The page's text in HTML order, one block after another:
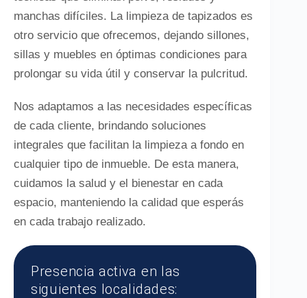
manchas difíciles. La limpieza de tapizados es
otro servicio que ofrecemos, dejando sillones,
sillas y muebles en óptimas condiciones para
prolongar su vida útil y conservar la pulcritud.
Nos adaptamos a las necesidades específicas
de cada cliente, brindando soluciones
integrales que facilitan la limpieza a fondo en
cualquier tipo de inmueble. De esta manera,
cuidamos la salud y el bienestar en cada
espacio, manteniendo la calidad que esperás
en cada trabajo realizado.
Presencia activa en las
siguientes localidades: